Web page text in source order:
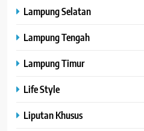
Lampung Selatan
Lampung Tengah
Lampung Timur
Life Style
Liputan Khusus